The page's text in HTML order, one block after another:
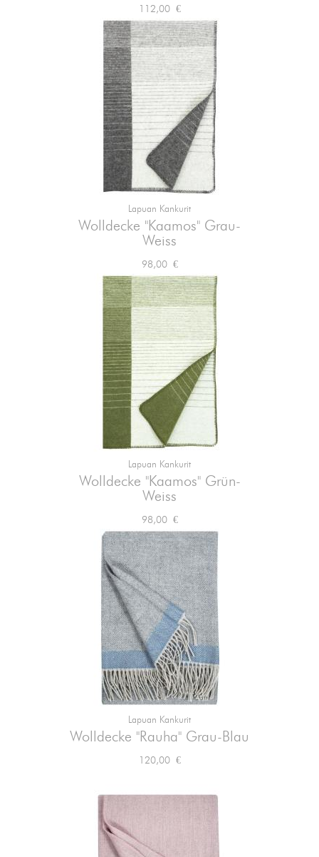
112,00 €
Lapuan Kankurit
Wolldecke "Kaamos" Grau-
Weiss
Preis
98,00 €
Lapuan Kankurit
Wolldecke "Kaamos" Grün-
Weiss
Preis
98,00 €
Lapuan Kankurit
Wolldecke "Rauha" Grau-Blau
Preis
120,00 €